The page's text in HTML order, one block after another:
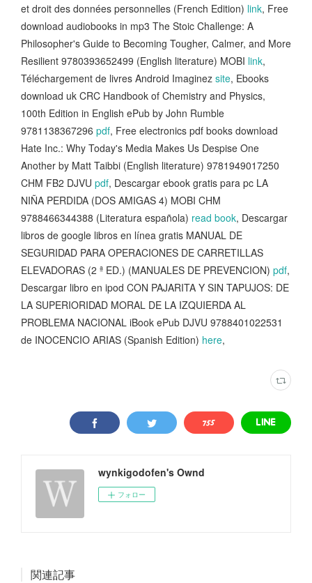
et droit des données personnelles (French Edition) link, Free
download audiobooks in mp3 The Stoic Challenge: A
Philosopher's Guide to Becoming Tougher, Calmer, and More
Resilient 9780393652499 (English literature) MOBI link,
Téléchargement de livres Android Imaginez site, Ebooks
download uk CRC Handbook of Chemistry and Physics,
100th Edition in English ePub by John Rumble
9781138367296 pdf, Free electronics pdf books download
Hate Inc.: Why Today's Media Makes Us Despise One
Another by Matt Taibbi (English literature) 9781949017250
CHM FB2 DJVU pdf, Descargar ebook gratis para pc LA
NIÑA PERDIDA (DOS AMIGAS 4) MOBI CHM
9788466344388 (Literatura española) read book, Descargar
libros de google libros en línea gratis MANUAL DE
SEGURIDAD PARA OPERACIONES DE CARRETILLAS
ELEVADORAS (2 ª ED.) (MANUALES DE PREVENCION) pdf,
Descargar libro en ipod CON PAJARITA Y SIN TAPUJOS: DE
LA SUPERIORIDAD MORAL DE LA IZQUIERDA AL
PROBLEMA NACIONAL iBook ePub DJVU 9788401022531
de INOCENCIO ARIAS (Spanish Edition) here,
wynkigodofen's Ownd
フォロー
関連記事